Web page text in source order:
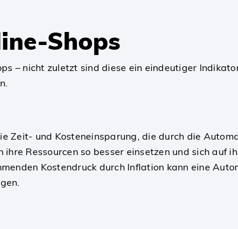
Shops
– nicht zuletzt sind diese ein eindeutiger
Zeit- und Kosteneinsparung, die durch die
Ressourcen so besser einsetzen und sich auf
Kostendruck durch Inflation kann eine